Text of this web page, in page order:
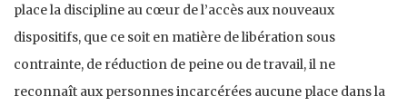
place la discipline au cœur de l’accès aux nouveaux
dispositifs, que ce soit en matière de libération sous
contrainte, de réduction de peine ou de travail, il ne
reconnaît aux personnes incarcérées aucune place dans la